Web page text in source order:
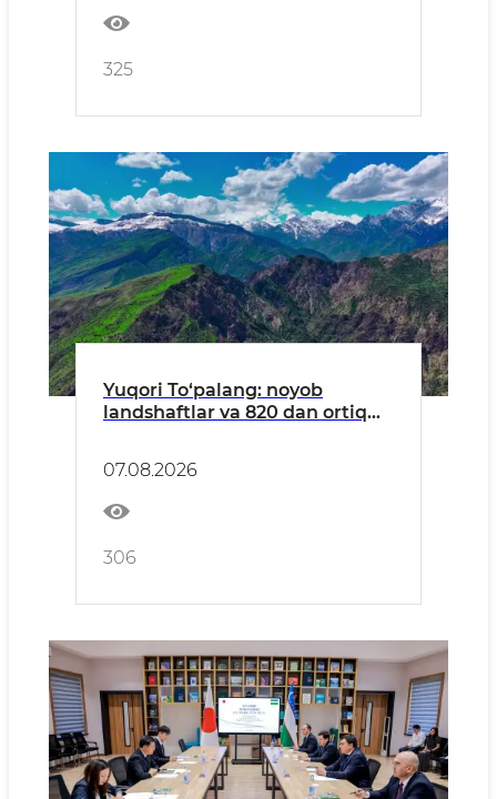
325
Yuqori To‘palang: noyob
landshaftlar va 820 dan ortiq
07.08.2026
306